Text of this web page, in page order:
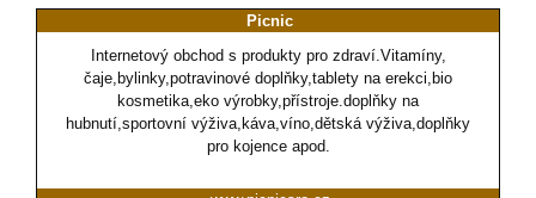
Picnic
Internetový obchod s produkty pro zdraví.Vitamíny,
čaje,bylinky,potravinové doplňky,tablety na erekci,bio
kosmetika,eko výrobky,přístroje.doplňky na
hubnutí,sportovní výživa,káva,víno,dětská výživa,doplňky
pro kojence apod.